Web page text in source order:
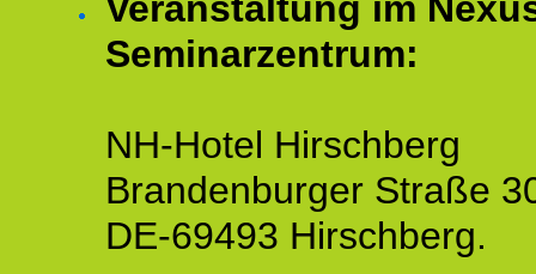
Seminarzentrum:
NH-Hotel Hirschberg
Brandenburger Straße
DE-69493 Hirschberg.